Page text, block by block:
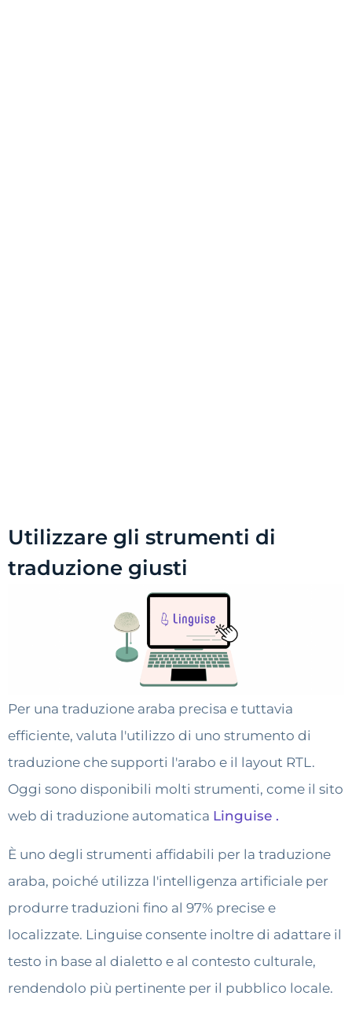
Utilizzare gli strumenti di
traduzione giusti
Per una traduzione araba precisa e tuttavia
efficiente, valuta l'utilizzo di uno strumento di
traduzione che supporti l'arabo e il layout RTL.
Oggi sono disponibili molti strumenti, come il sito
web di traduzione automatica Linguise .
È uno degli strumenti affidabili per la traduzione
araba, poiché utilizza l'intelligenza artificiale per
produrre traduzioni fino al 97% precise e
localizzate. Linguise consente inoltre di adattare il
testo in base al dialetto e al contesto culturale,
rendendolo più pertinente per il pubblico locale.